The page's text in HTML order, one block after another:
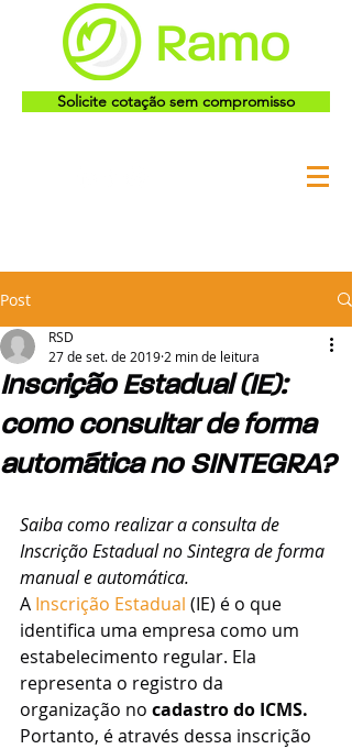
Solicite cotação sem compromisso
Post
Inscrição Estadual (IE):
como consultar de forma
automática no SINTEGRA?
RSD
27 de set. de 2019 2 min de leitura
Saiba como realizar a consulta de
Inscrição Estadual no Sintegra de forma
manual e automática.
A Inscrição Estadual (IE) é o que
identifica uma empresa como um
estabelecimento regular. Ela
representa o registro da
organização no cadastro do ICMS.
Portanto, é através dessa inscrição